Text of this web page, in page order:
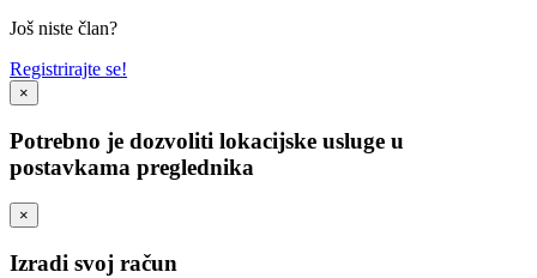
Još niste član?
Registrirajte se!
×
Potrebno je dozvoliti lokacijske usluge u
postavkama preglednika
×
Izradi svoj račun